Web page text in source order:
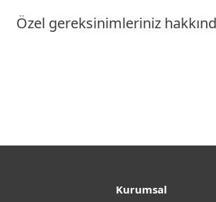
Özel gereksinimleriniz
Kurumsal